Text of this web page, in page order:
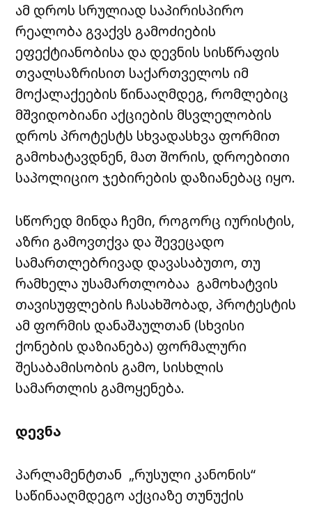
ამ დროს სრულიად საპირისპირო
რეალობა გვაქვს გამოძიების
ეფექტიანობისა და დევნის სისწრაფის
თვალსაზრისით საქართველოს იმ
მოქალაქეების წინააღმდეგ, რომლებიც
მშვიდობიანი აქციების მსვლელობის
დროს პროტესტს სხვადასხვა ფორმით
გამოხატავდნენ, მათ შორის, დროებითი
საპოლიციო ჯებირების დაზიანებაც იყო.
სწორედ მინდა ჩემი, როგორც იურისტის,
აზრი გამოვთქვა და შევეცადო
სამართლებრივად დავასაბუთო, თუ
რამხელა უსამართლობაა გამოხატვის
თავისუფლების ჩასახშობად, პროტესტის
ამ ფორმის დანაშაულთან (სხვისი
ქონების დაზიანება) ფორმალური
შესაბამისობის გამო, სისხლის
სამართლის გამოყენება.
დევნა
პარლამენტთან „რუსული კანონის“
საწინააღმდეგო აქციაზე თუნუქის